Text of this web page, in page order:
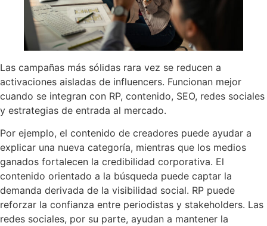
Las campañas más sólidas rara vez se reducen a
activaciones aisladas de influencers. Funcionan mejor
cuando se integran con RP, contenido, SEO, redes sociales
y estrategias de entrada al mercado.
Por ejemplo, el contenido de creadores puede ayudar a
explicar una nueva categoría, mientras que los medios
ganados fortalecen la credibilidad corporativa. El
contenido orientado a la búsqueda puede captar la
demanda derivada de la visibilidad social. RP puede
reforzar la confianza entre periodistas y stakeholders. Las
redes sociales, por su parte, ayudan a mantener la